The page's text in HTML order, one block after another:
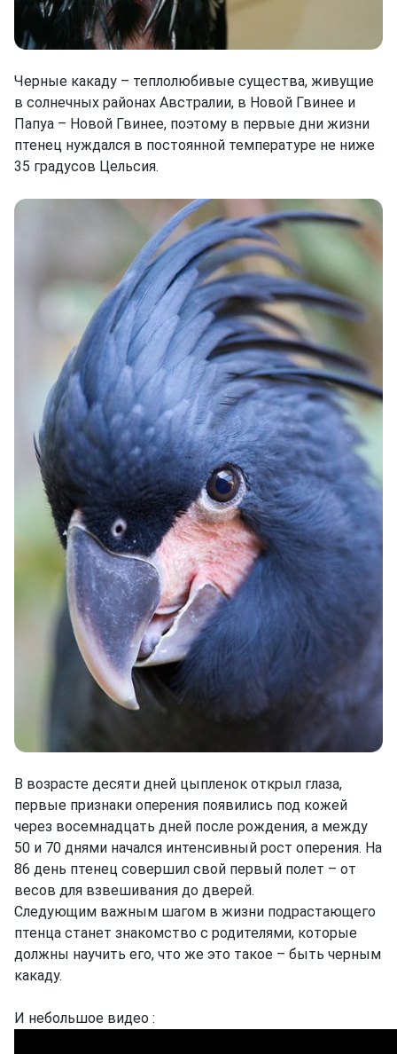
Черные какаду – теплолюбивые существа, живущие
в солнечных районах Австралии, в Новой Гвинее и
Папуа – Новой Гвинее, поэтому в первые дни жизни
птенец нуждался в постоянной температуре не ниже
35 градусов Цельсия.
В возрасте десяти дней цыпленок открыл глаза,
первые признаки оперения появились под кожей
через восемнадцать дней после рождения, а между
50 и 70 днями начался интенсивный рост оперения. На
86 день птенец совершил свой первый полет – от
весов для взвешивания до дверей.
Следующим важным шагом в жизни подрастающего
птенца станет знакомство с родителями, которые
должны научить его, что же это такое – быть черным
какаду.
И небольшое видео :